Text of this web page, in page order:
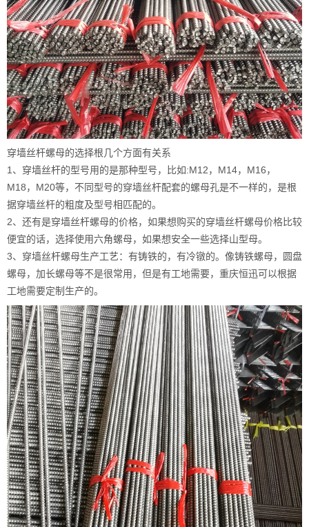
穿墙丝杆螺母的选择根几个方面有关系
1、穿墙丝杆的型号用的是那种型号，比如:M12，M14，M16，
M18，M20等，不同型号的穿墙丝杆配套的螺母孔是不一样的，是根
据穿墙丝杆的粗度及型号相匹配的。
2、还有是穿墙丝杆螺母的价格，如果想购买的穿墙丝杆螺母价格比较
便宜的话，选择使用六角螺母，如果想安全一些选择山型母。
3、穿墙丝杆螺母生产工艺：有铸铁的，有冷镦的。像铸铁螺母，圆盘
螺母，加长螺母等不是很常用，但是有工地需要，重庆恒迅可以根据
工地需要定制生产的。